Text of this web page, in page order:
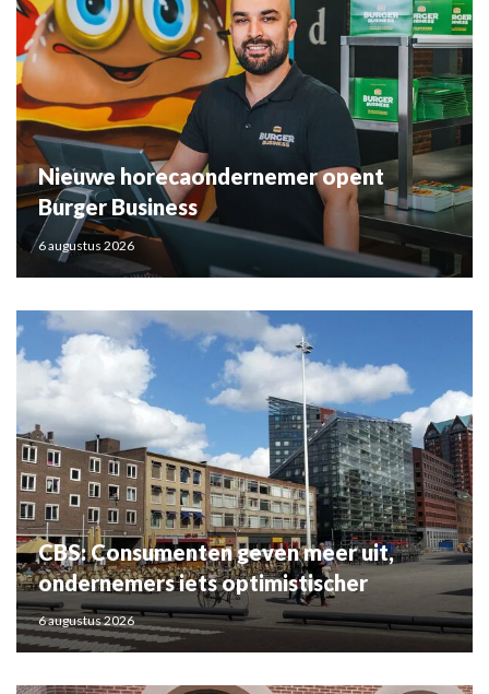
Nieuwe horecaondernemer opent
Burger Business
6 augustus 2026
CBS: Consumenten geven meer uit,
ondernemers iets optimistischer
6 augustus 2026